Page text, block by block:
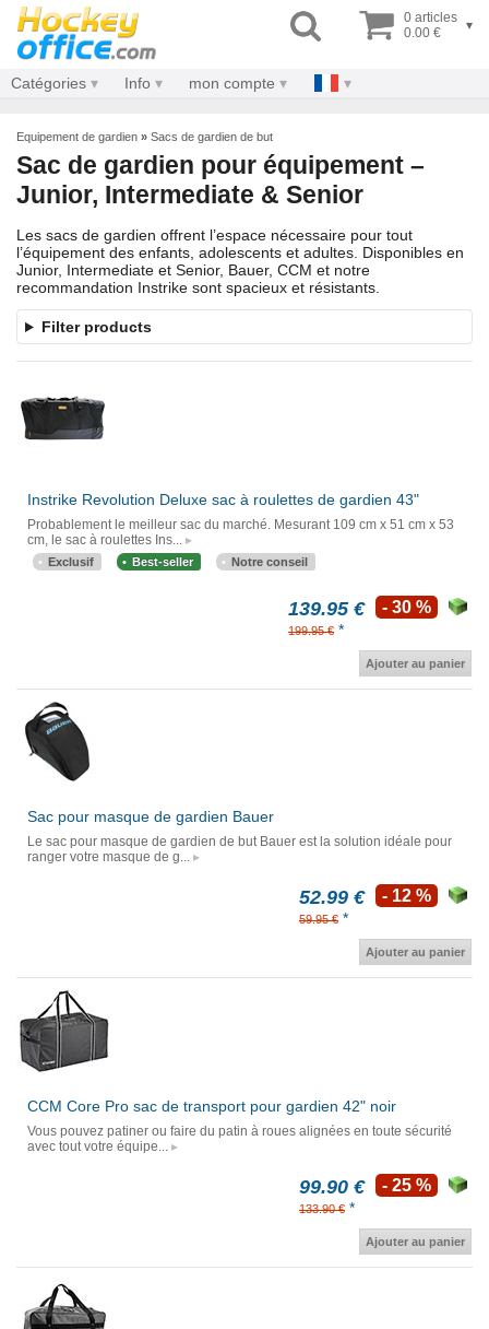
0 articles
0.00 €
▾
Catégories Info mon compte
Equipement de gardien » Sacs de gardien de but
Sac de gardien pour équipement –
Junior, Intermediate & Senior
Les sacs de gardien offrent l’espace nécessaire pour tout
l’équipement des enfants, adolescents et adultes. Disponibles en
Junior, Intermediate et Senior, Bauer, CCM et notre
recommandation Instrike sont spacieux et résistants.
Filter products
Instrike Revolution Deluxe sac à roulettes de gardien 43"
Probablement le meilleur sac du marché. Mesurant 109 cm x 51 cm x 53
cm, le sac à roulettes Ins...
Exclusif Best-seller Notre conseil
139.95 €
199.95 € *
- 30 %
Ajouter au panier
Sac pour masque de gardien Bauer
Le sac pour masque de gardien de but Bauer est la solution idéale pour
ranger votre masque de g...
52.99 €
59.95 € *
- 12 %
Ajouter au panier
CCM Core Pro sac de transport pour gardien 42" noir
Vous pouvez patiner ou faire du patin à roues alignées en toute sécurité
avec tout votre équipe...
99.90 €
133.90 € *
- 25 %
Ajouter au panier